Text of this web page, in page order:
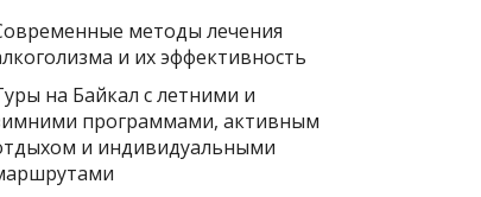
методы лечения
и их эффективность
на Байкал с летними и
программами, активным
и индивидуальными